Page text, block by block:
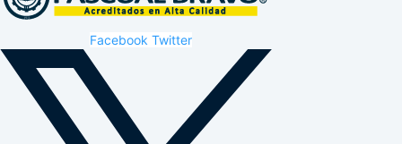
Facebook Twitter